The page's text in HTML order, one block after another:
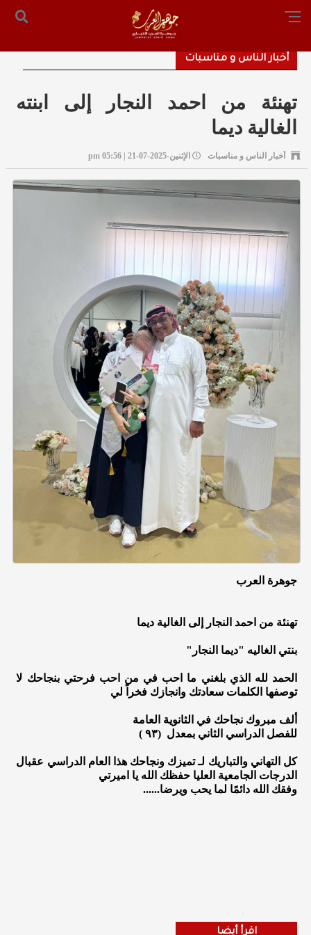
الرئيسية
التحرير: المستشار محمد صالح الملكاوي [ 00962795755033 ]
أخبار الناس و مناسبات
تهنئة من احمد النجار إلى ابنته
الغالية ديما
أخبار الناس و مناسبات الإثنين-2025-07-21 | 05:56 pm
جوهرة العرب
تهنئة من احمد النجار إلى الغالية ديما
بنتي الغاليه "ديما النجار"
الحمد لله الذي بلغني ما احب في من احب فرحتي بنجاحك لا
توصفها الكلمات سعادتك وانجازك فخراً لي
ألف مبروك نجاحك في الثانوية العامة
للفصل الدراسي الثاني بمعدل (٩٣ )
كل التهاني والتباريك لـ تميزك ونجاحك هذا العام الدراسي عقبال
الدرجات الجامعية العليا حفظك الله يا اميرتي
وفقك الله دائمًا لما يحب ويرضا......
اقرأ أيضا